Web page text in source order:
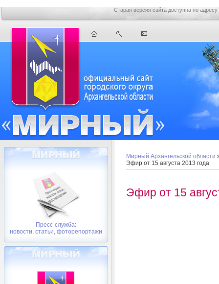
Старая версия сайта доступна по адресу
Пресс-служба:
новости, статьи, фоторепортажи
Мирный Архангельской области
Эфир от 15 августа 2013 года
Эфир от 15